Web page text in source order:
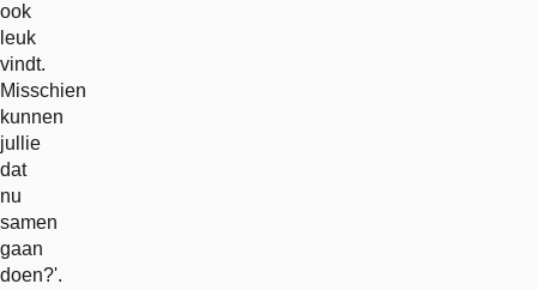
ook
leuk
vindt.
Misschien
kunnen
jullie
dat
nu
samen
gaan
doen?'.